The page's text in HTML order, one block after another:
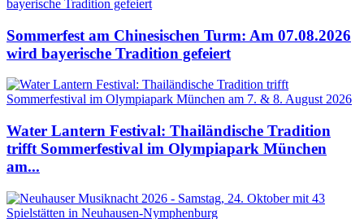
Sommerfest am Chinesischen Turm: Am 07.08.2026
wird bayerische Tradition gefeiert
Water Lantern Festival: Thailändische Tradition
trifft Sommerfestival im Olympiapark München
am...